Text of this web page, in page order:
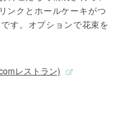
ンクとホールケーキがつ
す。オプションで花束を
レストラン)